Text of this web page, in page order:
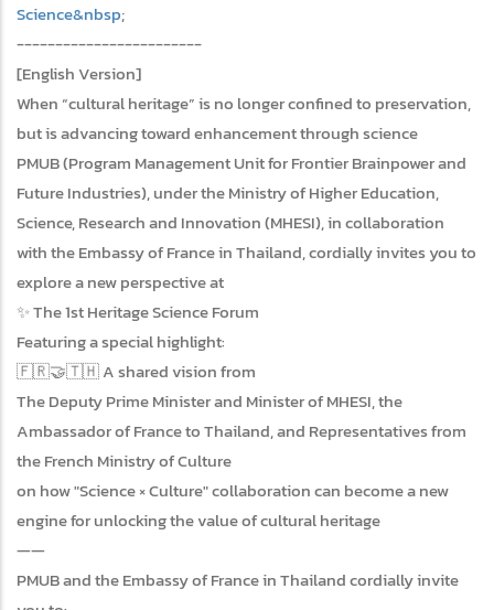
Science&nbsp;
------------------------
[English Version]
When “cultural heritage” is no longer confined to preservation,
but is advancing toward enhancement through science
PMUB (Program Management Unit for Frontier Brainpower and
Future Industries), under the Ministry of Higher Education,
Science, Research and Innovation (MHESI), in collaboration
with the Embassy of France in Thailand, cordially invites you to
explore a new perspective at
✨ The 1st Heritage Science Forum
Featuring a special highlight:
🇫🇷🤝🇹🇭 A shared vision from
The Deputy Prime Minister and Minister of MHESI, the
Ambassador of France to Thailand, and Representatives from
the French Ministry of Culture
on how "Science × Culture" collaboration can become a new
engine for unlocking the value of cultural heritage
——
PMUB and the Embassy of France in Thailand cordially invite